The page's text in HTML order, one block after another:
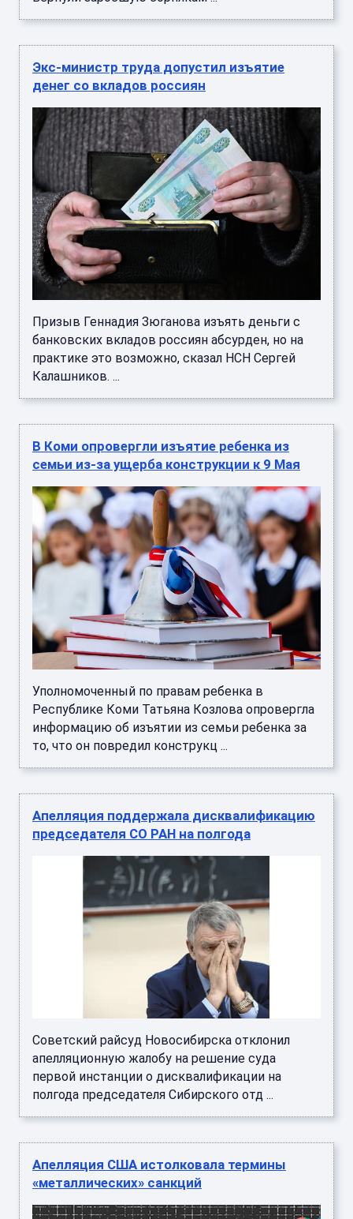
Экс-министр труда допустил изъятие
денег со вкладов россиян
Призыв Геннадия Зюганова изъять деньги с
банковских вкладов россиян абсурден, но на
практике это возможно, сказал НСН Сергей
Калашников. ...
В Коми опровергли изъятие ребенка из
семьи из-за ущерба конструкции к 9 Мая
Уполномоченный по правам ребенка в
Республике Коми Татьяна Козлова опровергла
информацию об изъятии из семьи ребенка за
то, что он повредил конструкц ...
Апелляция поддержала дисквалификацию
председателя СО РАН на полгода
Советский райсуд Новосибирска отклонил
апелляционную жалобу на решение суда
первой инстанции о дисквалификации на
полгода председателя Сибирского отд ...
Апелляция США истолковала термины
«металлических» санкций